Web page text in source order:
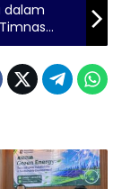
dalam